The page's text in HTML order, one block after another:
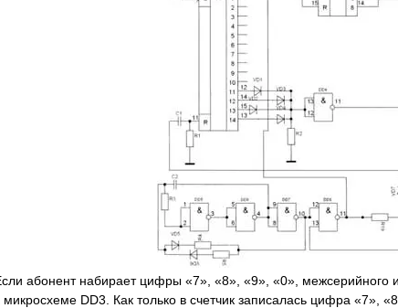
абонент набирает цифры «7», «8», «9», «0», межсерийного
микросхеме DD3. Как только в счетчик записалась цифра «7»,